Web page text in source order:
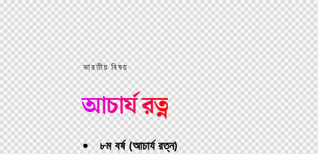
ভারতীয় বিষয়
আচার্য রত্ন
৮ম বর্ষ (আচার্য রত্ন)